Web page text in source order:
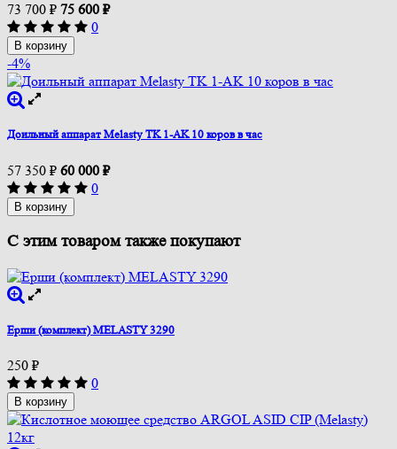
73 700 ₽ 75 600 ₽
0
В корзину
-4%
Доильный аппарат Melasty TK 1-AK 10 коров в час
57 350 ₽ 60 000 ₽
0
В корзину
С этим товаром также покупают
Ерши (комплект) MELASTY 3290
250 ₽
0
В корзину